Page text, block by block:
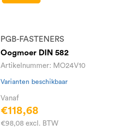
PGB-FASTENERS
Oogmoer DIN 582
Artikelnummer: MO24V10
Varianten beschikbaar
Vanaf
€118,68
€98,08 excl. BTW